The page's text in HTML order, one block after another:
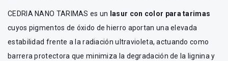
CEDRIA NANO TARIMAS es un lasur con color para tarimas
cuyos pigmentos de óxido de hierro aportan una elevada
estabilidad frente a la radiación ultravioleta, actuando como
barrera protectora que minimiza la degradación de la lignina y